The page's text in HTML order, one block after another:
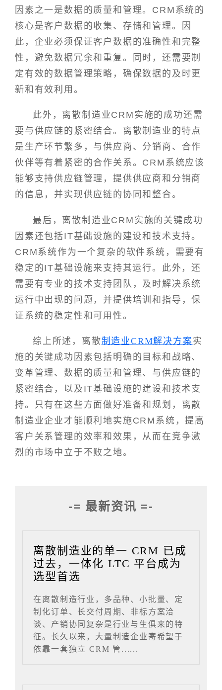
因素之一是数据的质量和管理。CRM系统的
核心是客户数据的收集、存储和管理。因
此，企业必须保证客户数据的准确性和完整
性，避免数据冗余和重复。同时，还需要制
定有效的数据管理策略，确保数据的及时更
新和有效利用。
此外，离散制造业CRM实施的成功还需
要与供应链的紧密结合。离散制造业的特点
是生产环节繁多，与供应商、分销商、合作
伙伴等有着紧密的合作关系。CRM系统应该
能够支持供应链管理，提供供应商和分销商
的信息，并实现供应链的协同和整合。
最后，离散制造业CRM实施的关键成功
因素还包括IT基础设施的建设和技术支持。
CRM系统作为一个复杂的软件系统，需要有
稳定的IT基础设施来支持其运行。此外，还
需要有专业的技术支持团队，及时解决系统
运行中出现的问题，并提供培训和指导，保
证系统的稳定性和可用性。
综上所述，离散制造业CRM解决方案 实
施的关键成功因素包括明确的目标和战略、
变革管理、数据的质量和管理、与供应链的
紧密结合，以及IT基础设施的建设和技术支
持。只有在这些方面做好准备和规划，离散
制造业企业才能顺利地实施CRM系统，提高
客户关系管理的效率和效果，从而在竞争激
烈的市场中立于不败之地。
-= 最新资讯 =-
离散制造业的单一 CRM 已成
过去，一体化 LTC 平台成为
选型首选
在离散制造行业，多品种、小批量、定
制化订单、长交付周期、非标方案洽
谈、产销协同复杂是行业与生俱来的特
征。长久以来，大量制造企业寄希望于
依靠一套独立 CRM 管......